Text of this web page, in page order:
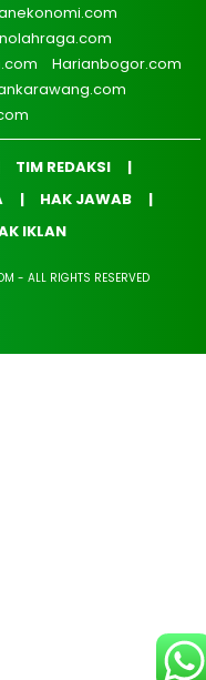
Harianbogor.com
TIM REDAKSI
HAK JAWAB
IKLAN
- ALL RIGHTS RESERVED